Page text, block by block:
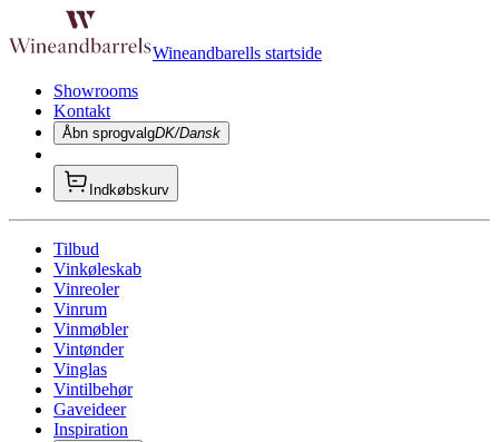
Wineandbarells startside
Showrooms
Kontakt
Åbn sprogvalgDK/Dansk
Indkøbskurv
Tilbud
Vinkøleskab
Vinreoler
Vinrum
Vinmøbler
Vintønder
Vinglas
Vintilbehør
Gaveideer
Inspiration